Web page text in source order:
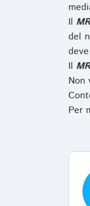
Il
del
Il
Non
Per